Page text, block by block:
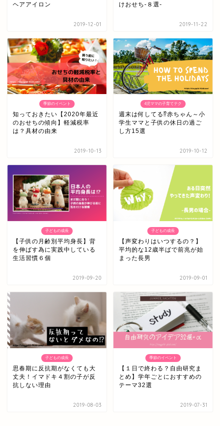
ヘアアイロン
2019-12-01
けおせち-８選-
2019-11-22
季節のイベント
知っておきたい【2020年最近
のおせちの傾向】軽減税率
は？具材の由来
2019-10-13
4児ママの子育てテク
週末は何してる⁉赤ちゃん～小
学生ママと子供の休日の過ご
し方15選
2019-10-12
子どもの成長
【子供の月齢別平均身長】背
を伸ばす為に実践中している
生活習慣６個
2019-09-20
子どもの成長
【声変わりはいつするの？】
平均的な12歳半ばで前兆が始
まった長男
2019-09-01
子どもの成長
思春期に反抗期がなくても大
丈夫！イマドキ４割の子が反
抗しない理由
2019-08-03
季節のイベント
【１日で終わる？自由研究ま
とめ】学年ごとにおすすめの
テーマ32選
2019-07-31